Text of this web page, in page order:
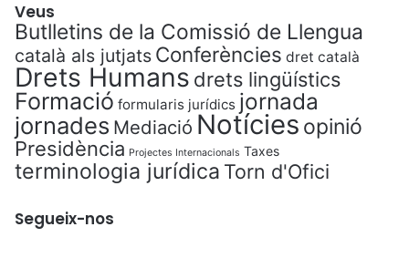
Veus
Butlletins de la Comissió de Llengua
català als jutjats Conferències dret català
Drets Humans drets lingüístics
Formació formularis jurídics jornada
jornades Mediació Notícies opinió
Presidència Projectes Internacionals Taxes
terminologia jurídica Torn d'Ofici
Segueix-nos